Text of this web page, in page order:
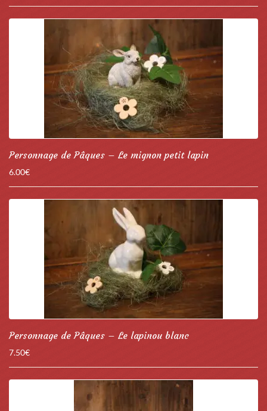
Personnage de Pâques – Le mignon petit lapin
6.00€
Personnage de Pâques – Le lapinou blanc
7.50€